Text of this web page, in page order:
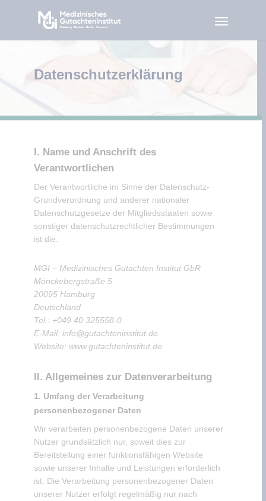
Datenschutzerklärung
I. Name und Anschrift des
Verantwortlichen
Der Verantwortliche im Sinne der Datenschutz-
Grundverordnung und anderer nationaler
Datenschutzgesetze der Mitgliedsstaaten sowie
sonstiger datenschutzrechtlicher Bestimmungen
ist die:
MGI – Medizinisches Gutachten Institut GbR
Mönckebergstraße 5
20095 Hamburg
Deutschland
Tel.: +049 40 325558-0
E-Mail: info@gutachteninstitut.de
Website: www.gutachteninstitut.de
II. Allgemeines zur Datenverarbeitung
1. Umfang der Verarbeitung
personenbezogener Daten
Wir verarbeiten personenbezogene Daten unserer
Nutzer grundsätzlich nur, soweit dies zur
Bereitstellung einer funktionsfähigen Website
sowie unserer Inhalte und Leistungen erforderlich
ist. Die Verarbeitung personenbezogener Daten
unserer Nutzer erfolgt regelmäßig nur nach